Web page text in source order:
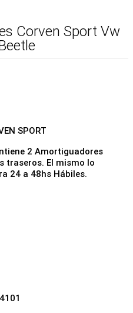
Corven Sport Vw
SPORT
2 Amortiguadores
traseros. El mismo lo
24 a 48hs Hábiles.